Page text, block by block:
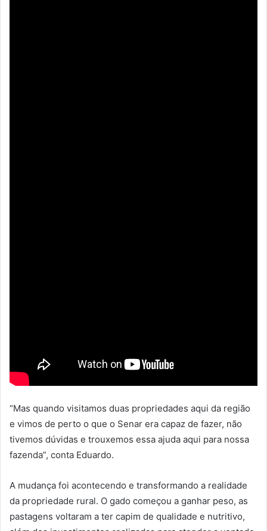
“Mas quando visitamos duas propriedades aqui da região
e vimos de perto o que o Senar era capaz de fazer, não
tivemos dúvidas e trouxemos essa ajuda aqui para nossa
fazenda”, conta Eduardo.
A mudança foi acontecendo e transformando a realidade
da propriedade rural. O gado começou a ganhar peso, as
pastagens voltaram a ter capim de qualidade e nutritivo,